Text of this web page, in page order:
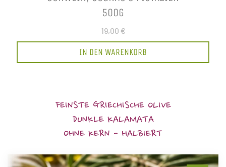
500G
19,00 €
IN DEN WARENKORB
FEINSTE GRIECHISCHE OLIVE
DUNKLE KALAMATA
OHNE KERN - HALBIERT